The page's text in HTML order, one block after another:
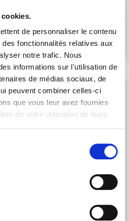
de personnaliser le contenu
fonctionnalités relatives aux
notre trafic. Nous
informations sur l'utilisation de
de médias sociaux, de
peuvent combiner celles-ci
que vous leur avez fournies
de votre utilisation de leurs
: quel placement pour
fructifier son patrimoine ?